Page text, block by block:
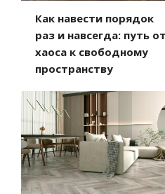
Как навести порядок
раз и навсегда: путь от
хаоса к свободному
пространству